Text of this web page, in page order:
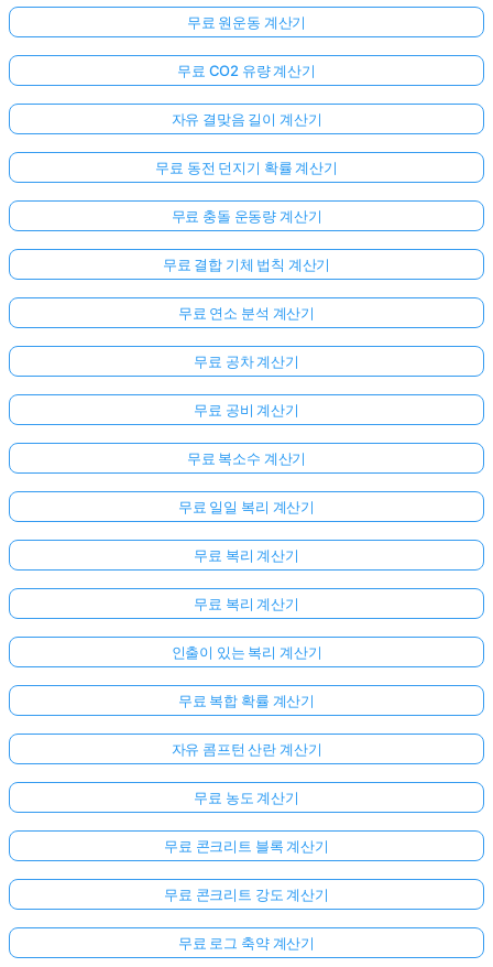
무료 원운동 계산기
무료 CO2 유량 계산기
자유 결맞음 길이 계산기
무료 동전 던지기 확률 계산기
무료 충돌 운동량 계산기
무료 결합 기체 법칙 계산기
무료 연소 분석 계산기
무료 공차 계산기
무료 공비 계산기
무료 복소수 계산기
무료 일일 복리 계산기
무료 복리 계산기
무료 복리 계산기
인출이 있는 복리 계산기
무료 복합 확률 계산기
자유 콤프턴 산란 계산기
무료 농도 계산기
무료 콘크리트 블록 계산기
무료 콘크리트 강도 계산기
무료 로그 축약 계산기